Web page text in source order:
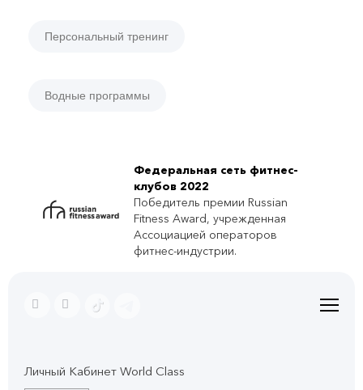
Персональный тренинг
Водные программы
Федеральная сеть фитнес-
клубов 2022
Победитель премии Russian
Fitness Award, учрежденная
Ассоциацией операторов
фитнес-индустрии.
Личный Кабинет World Class